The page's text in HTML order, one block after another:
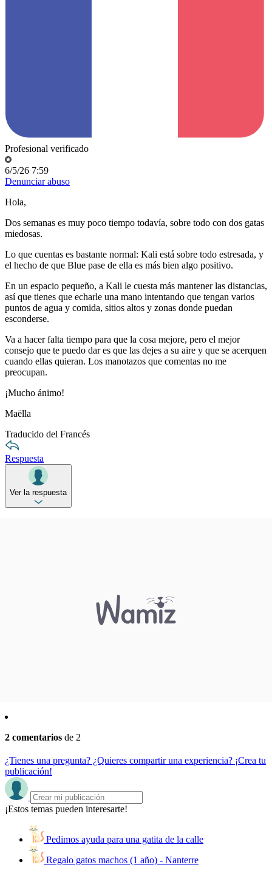
Profesional verificado
6/5/26 7:59
Denunciar abuso
Hola,
Dos semanas es muy poco tiempo todavía, sobre todo con dos gatas
miedosas.
Lo que cuentas es bastante normal: Kali está sobre todo estresada, y
el hecho de que Blue pase de ella es más bien algo positivo.
En un espacio pequeño, a Kali le cuesta más mantener las distancias,
así que tienes que echarle una mano intentando que tengan varios
puntos de agua y comida, sitios altos y zonas donde puedan
esconderse.
Va a hacer falta tiempo para que la cosa mejore, pero el mejor
consejo que te puedo dar es que las dejes a su aire y que se acerquen
cuando ellas quieran. Los manotazos que comentas no me
preocupan.
¡Mucho ánimo!
Maëlla
Traducido del Francés
Respuesta
Ver la respuesta
2 comentarios de 2
¿Tienes una pregunta? ¿Quieres compartir una experiencia? ¡Crea tu
publicación!
¡Estos temas pueden interesarte!
Pedimos ayuda para una gatita de la calle
Regalo gatos machos (1 año) - Nanterre